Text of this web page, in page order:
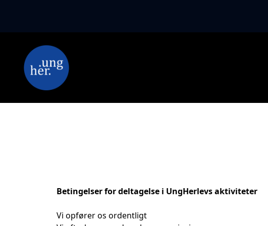
Betingelser for deltagelse i UngHerlevs aktiviteter
Vi opfører os ordentligt